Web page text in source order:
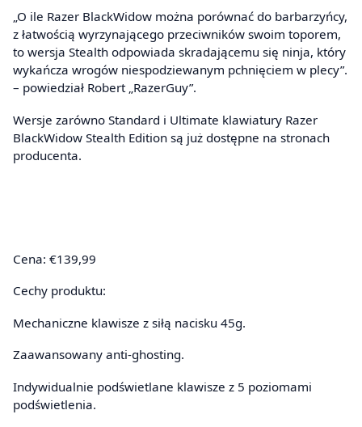
„O ile Razer BlackWidow można porównać do barbarzyńcy,
z łatwością wyrzynającego przeciwników swoim toporem,
to wersja Stealth odpowiada skradającemu się ninja, który
wykańcza wrogów niespodziewanym pchnięciem w plecy”.
– powiedział Robert „RazerGuy”.
Wersje zarówno Standard i Ultimate klawiatury Razer
BlackWidow Stealth Edition są już dostępne na stronach
producenta.
Cena: €139,99
Cechy produktu:
Mechaniczne klawisze z siłą nacisku 45g.
Zaawansowany anti-ghosting.
Indywidualnie podświetlane klawisze z 5 poziomami
podświetlenia.